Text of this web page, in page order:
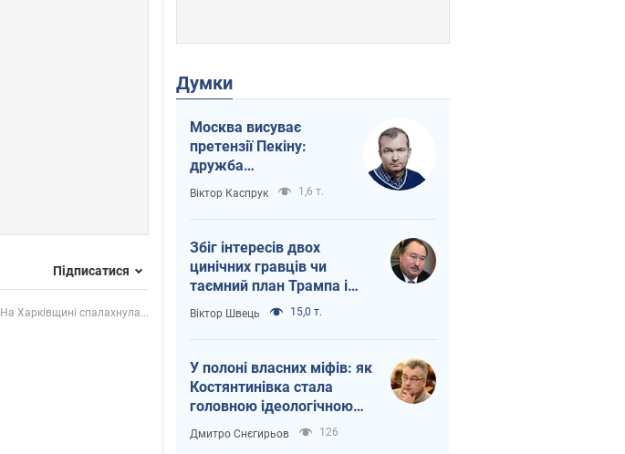
Підписатися
На Харківщині спалахнула...
Думки
Москва висуває
претензії Пекіну:
дружба
перетворюється на
залежність Росії від
Китаю
Віктор Каспрук 1,6 т.
Збіг інтересів двох
цинічних гравців чи
таємний план Трампа і
Путіна?
Віктор Швець 15,0 т.
У полоні власних міфів: як
Костянтинівка стала
головною ідеологічною
пасткою для російських
окупантів
Дмитро Снєгирьов 126